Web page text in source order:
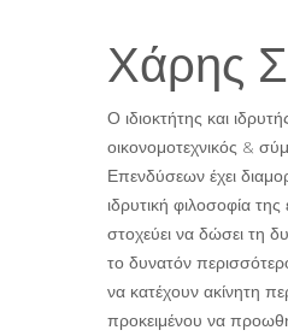
Χάρης
Ο ιδιοκτήτης και
οικονομοτεχνικός &
Επενδύσεων έχει
ιδρυτική φιλοσοφία της
στοχεύει να δώσει τη
το δυνατόν
να κατέχουν ακίνητη
προκειμένου να